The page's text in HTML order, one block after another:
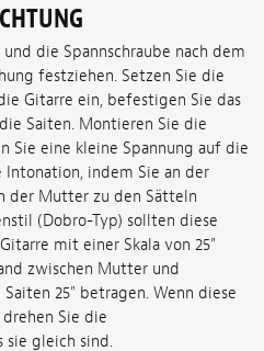
die Spannschraube nach dem
festziehen. Setzen Sie die
Gitarre ein, befestigen Sie das
Saiten. Montieren Sie die
Sie eine kleine Spannung auf die
indem Sie an der
der Mutter zu den Sätteln
(Dobro-Typ) sollten diese
mit einer Skala von 25"
zwischen Mutter und
25" betragen. Wenn diese
Sie die
sie gleich sind.